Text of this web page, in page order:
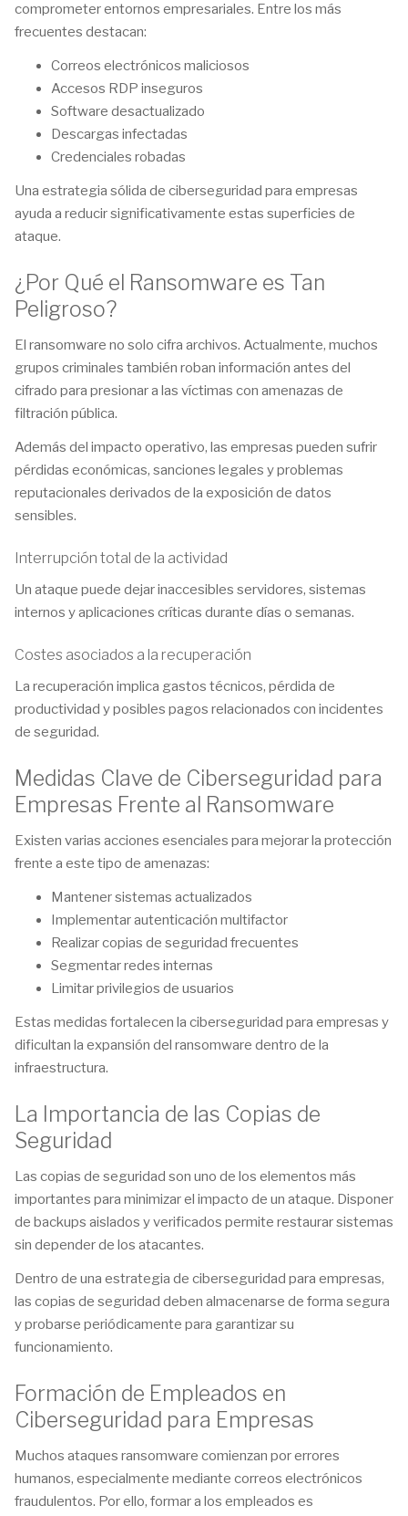
comprometer entornos empresariales. Entre los más
frecuentes destacan:
Correos electrónicos maliciosos
Accesos RDP inseguros
Software desactualizado
Descargas infectadas
Credenciales robadas
Una estrategia sólida de ciberseguridad para empresas
ayuda a reducir significativamente estas superficies de
ataque.
¿Por Qué el Ransomware es Tan
Peligroso?
El ransomware no solo cifra archivos. Actualmente, muchos
grupos criminales también roban información antes del
cifrado para presionar a las víctimas con amenazas de
filtración pública.
Además del impacto operativo, las empresas pueden sufrir
pérdidas económicas, sanciones legales y problemas
reputacionales derivados de la exposición de datos
sensibles.
Interrupción total de la actividad
Un ataque puede dejar inaccesibles servidores, sistemas
internos y aplicaciones críticas durante días o semanas.
Costes asociados a la recuperación
La recuperación implica gastos técnicos, pérdida de
productividad y posibles pagos relacionados con incidentes
de seguridad.
Medidas Clave de Ciberseguridad para
Empresas Frente al Ransomware
Existen varias acciones esenciales para mejorar la protección
frente a este tipo de amenazas:
Mantener sistemas actualizados
Implementar autenticación multifactor
Realizar copias de seguridad frecuentes
Segmentar redes internas
Limitar privilegios de usuarios
Estas medidas fortalecen la ciberseguridad para empresas y
dificultan la expansión del ransomware dentro de la
infraestructura.
La Importancia de las Copias de
Seguridad
Las copias de seguridad son uno de los elementos más
importantes para minimizar el impacto de un ataque. Disponer
de backups aislados y verificados permite restaurar sistemas
sin depender de los atacantes.
Dentro de una estrategia de ciberseguridad para empresas,
las copias de seguridad deben almacenarse de forma segura
y probarse periódicamente para garantizar su
funcionamiento.
Formación de Empleados en
Ciberseguridad para Empresas
Muchos ataques ransomware comienzan por errores
humanos, especialmente mediante correos electrónicos
fraudulentos. Por ello, formar a los empleados es